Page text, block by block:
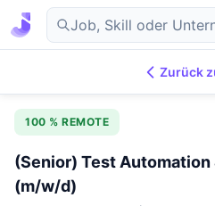
Zurück
100 % REMOTE
(Senior) Test Automation
(m/w/d)